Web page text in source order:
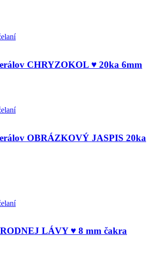
CHRYZOKOL ♥ 20ka 6mm
OBRÁZKOVÝ JASPIS 20ka
LÁVY ♥ 8 mm čakra